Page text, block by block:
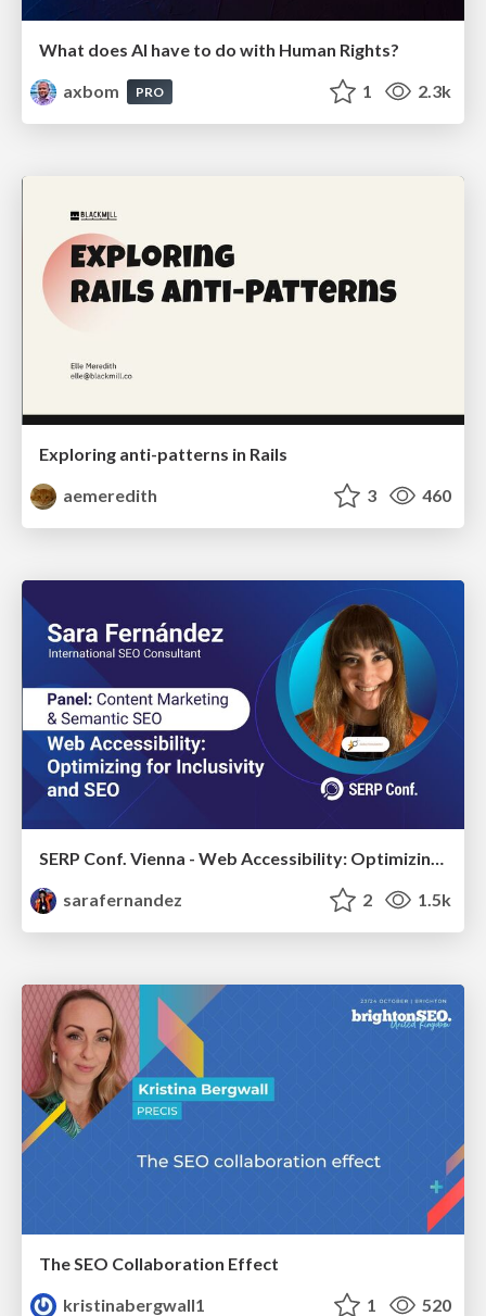
What does AI have to do with Human Rights?
axbom
PRO 1 2.3k
Exploring anti-patterns in Rails
aemeredith
3 460
SERP Conf. Vienna - Web Accessibility: Optimizing for Inclusivity and SEO
sarafernandez
2 1.5k
The SEO Collaboration Effect
kristinabergwall1
1 520